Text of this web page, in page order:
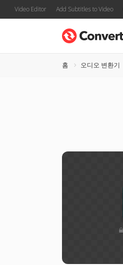
Video Editor Add Subtitles to Video
홈 오디오 변환기